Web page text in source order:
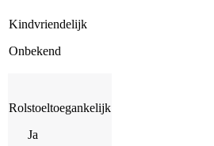
Kindvriendelijk
Onbekend
Rolstoeltoegankelijk
Ja